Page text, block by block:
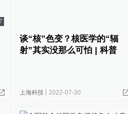
谈“核”色变？核医学的“辐
射”其实没那么可怕 | 科普
上海科技 2022-07-30